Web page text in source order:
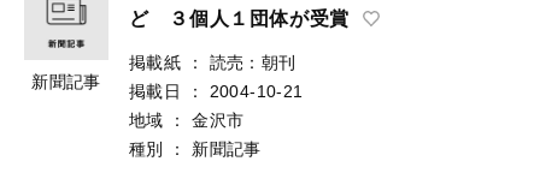
新聞記事
ど ３個人１団体が受賞
掲載紙 ：
読売：朝刊
掲載日
：
2004-10-21
地域
：
金沢市
種別
： 新聞記事